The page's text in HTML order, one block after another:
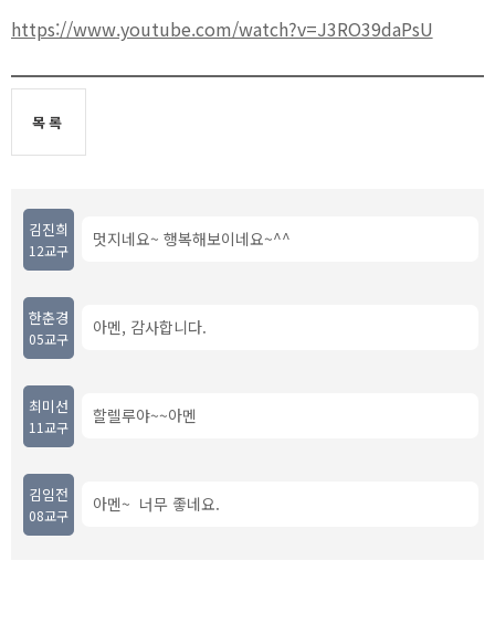
https://www.youtube.com/watch?v=J3RO39daPsU
목록
김진희
12교구
멋지네요~ 행복해보이네요~^^
한춘경
05교구
아멘, 감사합니다.
최미선
11교구
할렐루야~~아멘
김임전
08교구
아멘~ 너무 좋네요.